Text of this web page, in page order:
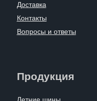
Доставка
Контакты
Вопросы и ответы
Продукция
Летние шины